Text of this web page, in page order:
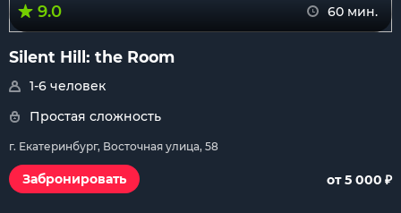
9.0 60 мин.
Silent Hill: the Room
1-6 человек
Простая сложность
г. Екатеринбург, Восточная улица, 58
Забронировать от 5 000 ₽